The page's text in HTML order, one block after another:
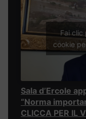
Fai clic
cookie
Sala d’Ercole
“Norma
CLICCA PER IL